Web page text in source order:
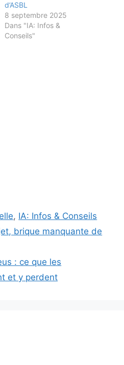
d’ASBL
8 septembre 2025
Dans "IA: Infos &
Conseils"
, IA: Infos & Conseils
brique manquante de
: ce que les
et y perdent